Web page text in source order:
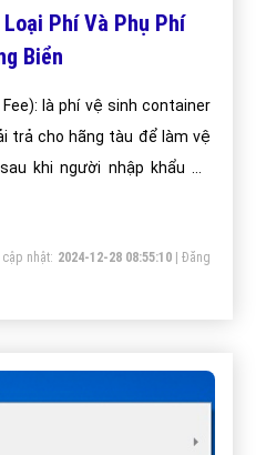
Loại Phí Và Phụ Phí
Biển
Fee): là phí vệ sinh container
trả cho hãng tàu để làm vệ
khi người nhập khẩu sử
nhật: 2024-12-28 08:55:10|Đăng